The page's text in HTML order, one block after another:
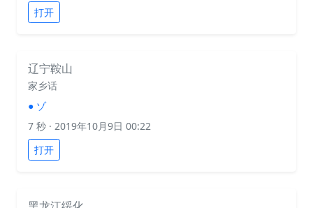
打开
辽宁鞍山
家乡话
● ゾ
7 秒 · 2019年10月9日 00:22
打开